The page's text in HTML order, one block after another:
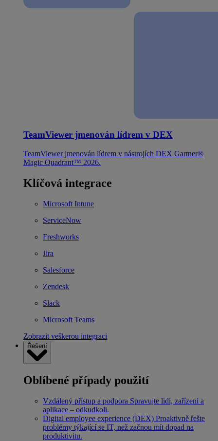
TeamViewer jmenován lídrem v DEX
TeamViewer jmenován lídrem v nástrojích DEX Gartner®
Magic Quadrant™ 2026.
Klíčová integrace
Microsoft Intune
ServiceNow
Freshworks
Jira
Salesforce
Zendesk
Slack
Microsoft Teams
Zobrazit veškerou integraci
Řešení
Oblíbené případy použití
Vzdálený přístup a podpora Spravujte lidi, zařízení a
aplikace – odkudkoli.
Digital employee experience (DEX) Proaktivně řešte
problémy týkající se IT, než začnou mít dopad na
produktivitu.